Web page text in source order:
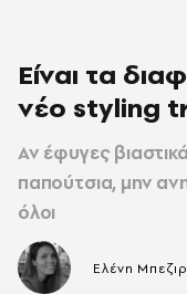
Είναι τα
νέο styling
Αν έφυγες
παπούτσια, μην
όλοι
Ελένη